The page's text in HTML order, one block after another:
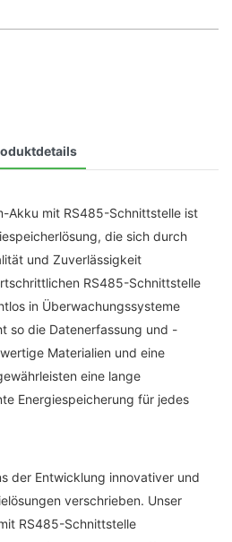
Akku mit RS485-Schnittstelle ist
die sich durch
und Zuverlässigkeit
RS485-Schnittstelle
in Überwachungssysteme
so die Datenerfassung und -
Materialien und eine
eine lange
Energiespeicherung für jedes
der Entwicklung innovativer und
verschrieben. Unser
RS485-Schnittstelle